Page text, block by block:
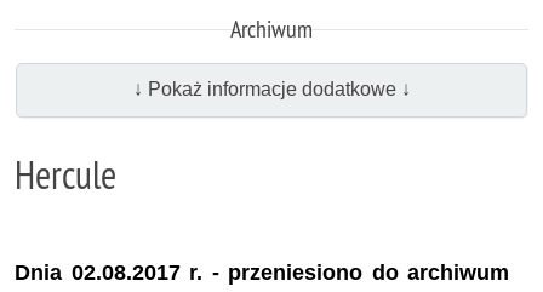
Archiwum
↓ Pokaż informacje dodatkowe ↓
Hercule
Dnia 02.08.2017 r. - przeniesiono do archiwum